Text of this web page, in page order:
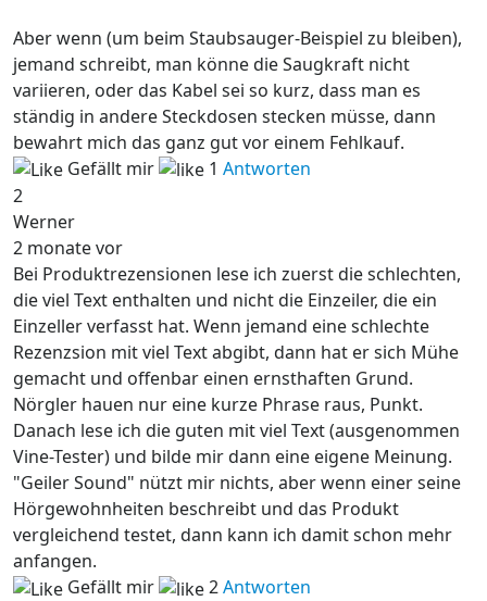
Aber wenn (um beim Staubsauger-Beispiel zu bleiben),
jemand schreibt, man könne die Saugkraft nicht
variieren, oder das Kabel sei so kurz, dass man es
ständig in andere Steckdosen stecken müsse, dann
bewahrt mich das ganz gut vor einem Fehlkauf.
Gefällt mir
1 Antworten
2
Werner
2 monate vor
Bei Produktrezensionen lese ich zuerst die schlechten,
die viel Text enthalten und nicht die Einzeiler, die ein
Einzeller verfasst hat. Wenn jemand eine schlechte
Rezenzsion mit viel Text abgibt, dann hat er sich Mühe
gemacht und offenbar einen ernsthaften Grund.
Nörgler hauen nur eine kurze Phrase raus, Punkt.
Danach lese ich die guten mit viel Text (ausgenommen
Vine-Tester) und bilde mir dann eine eigene Meinung.
"Geiler Sound" nützt mir nichts, aber wenn einer seine
Hörgewohnheiten beschreibt und das Produkt
vergleichend testet, dann kann ich damit schon mehr
anfangen.
Gefällt mir
2Antworten